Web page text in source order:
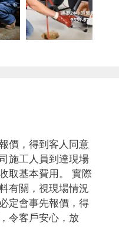
價，得到客人同意
施工人員到達現場
取基本費用。 實際
有關，視現場情況
定會事先報價，得
令客戶安心，放